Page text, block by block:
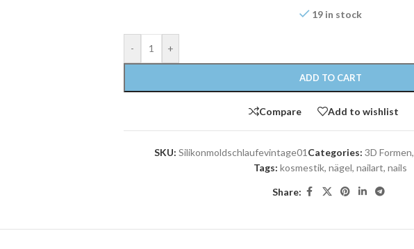
19 in stock
- +
ADD TO CART
Compare Add to wishlist
SKU:Silikonmoldschlaufevintage01Categories: 3D Formen,
Tags: kosmestik, nägel, nailart, nails
Share: